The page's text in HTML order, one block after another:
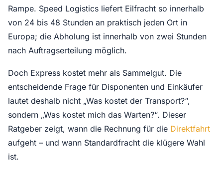
Rampe. Speed Logistics liefert Eilfracht so innerhalb
von 24 bis 48 Stunden an praktisch jeden Ort in
Europa; die Abholung ist innerhalb von zwei Stunden
nach Auftragserteilung möglich.
Doch Express kostet mehr als Sammelgut. Die
entscheidende Frage für Disponenten und Einkäufer
lautet deshalb nicht „Was kostet der Transport?“,
sondern „Was kostet mich das Warten?“. Dieser
Ratgeber zeigt, wann die Rechnung für die Direktfahrt
aufgeht – und wann Standardfracht die klügere Wahl
ist.